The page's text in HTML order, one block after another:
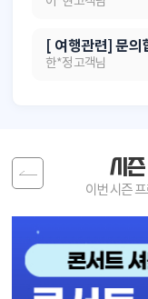
[ 여행관련] 문의
한*정 고객님
시
이번 시즌
Previous